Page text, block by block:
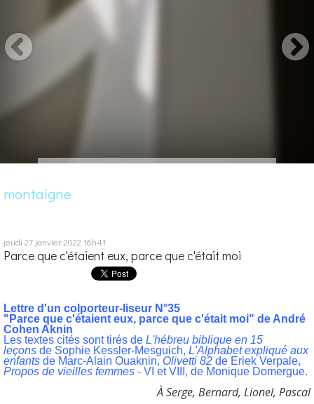
montaigne
jeudi 27 janvier 2022 16h41
Parce que c'étaient eux, parce que c'était moi
Lettre d'un colporteur-liseur N°35
"Parce que c'étaient eux, parce que c'était moi" de André
Cohen Aknin
Les textes cités sont tirés de L'hébreu biblique en 15
leçons de Sophie Kessler-Mesguich, L'Alphabet expliqué aux
enfants de Marc-Alain Ouaknin, Olivetti 82 de Eriek Verpale,
Propos de vieilles femmes - VI et VIII, de Monique Domergue.
À Serge, Bernard, Lionel, Pascal